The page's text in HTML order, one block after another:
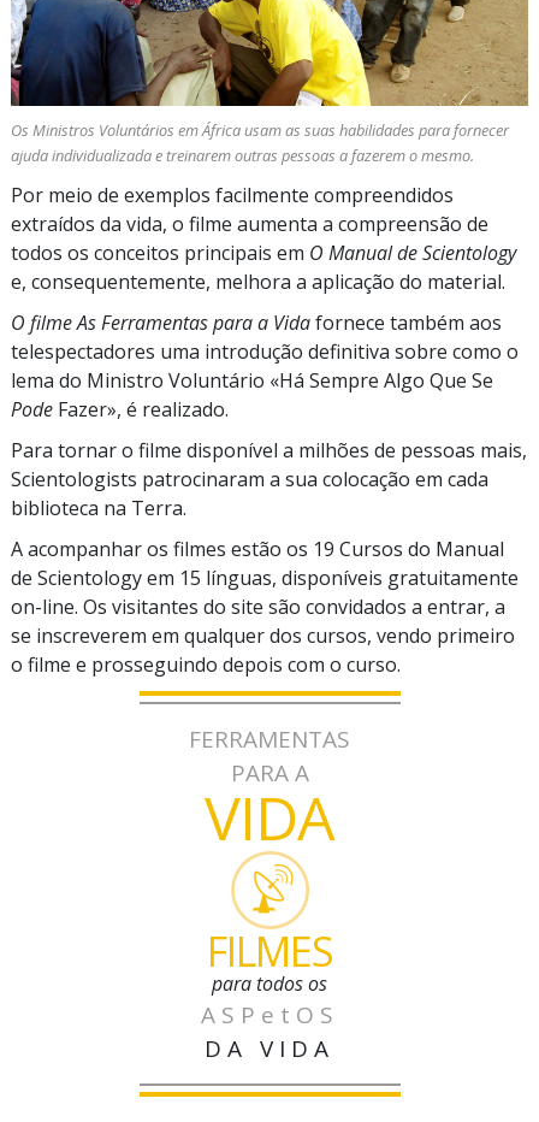
Os Ministros Voluntários em África usam as suas habilidades para fornecer
ajuda individualizada e treinarem outras pessoas a fazerem o mesmo.
Por meio de exemplos facilmente compreendidos
extraídos da vida, o filme aumenta a compreensão de
todos os conceitos principais em O Manual de Scientology
e, consequentemente, melhora a aplicação do material.
O filme As Ferramentas para a Vidafornece também aos
telespectadores uma introdução definitiva sobre como o
lema do Ministro Voluntário «Há Sempre Algo Que Se
Pode Fazer», é realizado.
Para tornar o filme disponível a milhões de pessoas mais,
Scientologists patrocinaram a sua colocação em cada
biblioteca na Terra.
A acompanhar os filmes estão os 19 Cursos do Manual
de Scientology em 15 línguas, disponíveis gratuitamente
on-line. Os visitantes do site são convidados a entrar, a
se inscreverem em qualquer dos cursos, vendo primeiro
o filme e prosseguindo depois com o curso.
FERRAMENTAS
PARA A
VIDA
FILMES
para todos os
ASPetOS
DA VIDA